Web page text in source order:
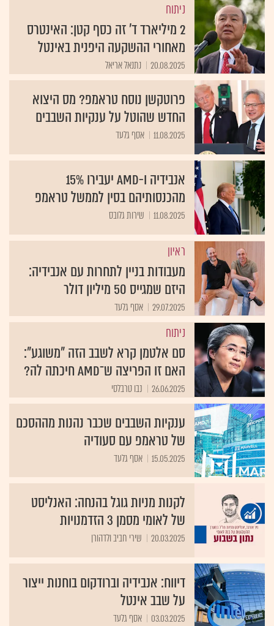
ניתוח
2 מיליארד ד' זה כסף קטן: האינטרס
מאחורי ההשקעה היפנית באינטל
20.08.2025 נתנאל אריאל
פרוטקשן נוסח טראמפ? מס היצוא
החדש שהוטל על ענקיות השבבים
11.08.2025 אסף גלעד
אנבידיה ו-AMD יעבירו 15%
מהכנסותיהם בסין לממשל טראמפ
11.08.2025 שירות גלובס
ראיון
מעבודות בניין לתחרות עם אנבידיה:
היזם שמגייס 50 מיליון דולר
29.07.2025 אסף גלעד
ניתוח
סם אלטמן קרא לשבב הזה "משוגע":
האם זו הפריצה ש־AMD חיכתה לה?
26.06.2025 נבו טרבלסי
ענקיות השבבים שכבר נהנות מההסכם
של טראמפ עם סעודיה
15.05.2025 אסף גלעד
לקנות מניות גוגל בהנחה: האנליסט
של לאומי מסמן 3 הזדמנויות
20.03.2025 שירי חביב ולדהורן
דיווח: אנבידיה וברודקום בוחנות ייצור
על שבב אינטל
03.03.2025 אסף גלעד